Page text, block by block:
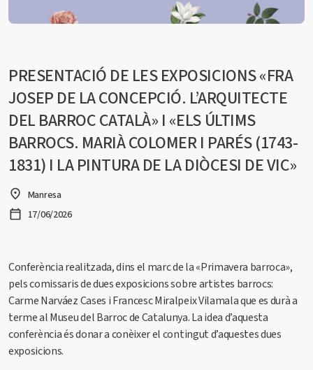
PRESENTACIÓ DE LES EXPOSICIONS «FRA
JOSEP DE LA CONCEPCIÓ. L’ARQUITECTE
DEL BARROC CATALÀ» I «ELS ÚLTIMS
BARROCS. MARIÀ COLOMER I PARÉS (1743-
1831) I LA PINTURA DE LA DIÒCESI DE VIC»
Manresa
17/06/2026
Conferència realitzada, dins el marc de la «Primavera barroca»,
pels comissaris de dues exposicions sobre artistes barrocs:
Carme Narváez Cases i Francesc Miralpeix Vilamala que es durà a
terme al Museu del Barroc de Catalunya. La idea d’aquesta
conferència és donar a conèixer el contingut d’aquestes dues
exposicions.